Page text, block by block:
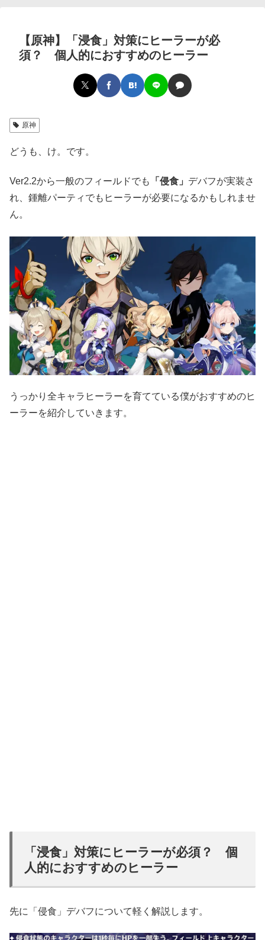
【原神】「浸食」対策にヒーラーが必
須？ 個人的におすすめのヒーラー
原神
どうも、け。です。
Ver2.2から一般のフィールドでも 「侵食」 デバフが実装さ
れ、鍾離パーティでもヒーラーが必要になるかもしれませ
ん。
うっかり全キャラヒーラーを育てている僕がおすすめのヒ
ーラーを紹介していきます。
「浸食」対策にヒーラーが必須？ 個
人的におすすめのヒーラー
先に「侵食」デバフについて軽く解説します。